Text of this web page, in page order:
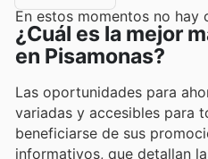
En estos momentos no hay
¿Cuál es la mejor
en Pisamonas?
Las oportunidades para
variadas y accesibles para
beneficiarse de sus
informativos, que detallan